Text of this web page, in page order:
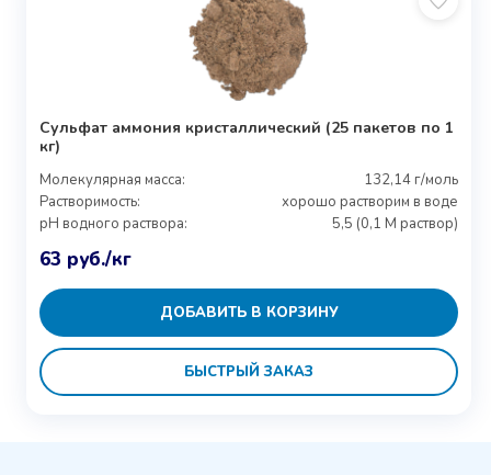
Сульфат аммония кристаллический (25 пакетов по 1
кг)
Молекулярная масса:
132,14 г/моль
Растворимость:
хорошо растворим в воде
pH водного раствора:
5,5 (0,1 M раствор)
63 руб./кг
ДОБАВИТЬ В КОРЗИНУ
БЫСТРЫЙ ЗАКАЗ